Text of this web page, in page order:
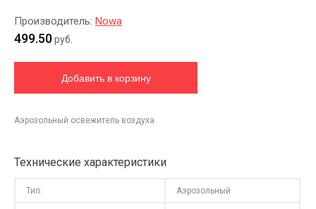
Производитель: Nowa
499.50руб.
Аэрозольный освежитель воздуха
Технические характеристики
Тип: Аэрозольный